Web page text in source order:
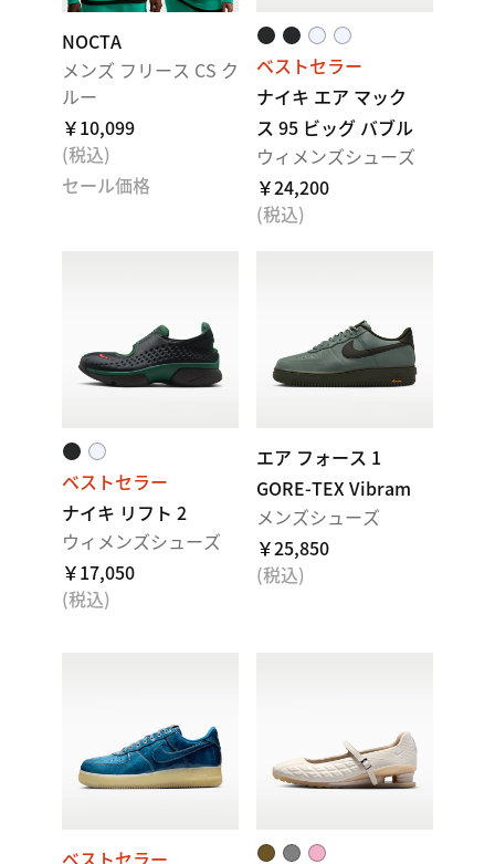
NOCTA
メンズ フリース CS ク
ルー
￥10,099
(税込)
セール価格
ベストセラー
ナイキ エア マック
ス 95 ビッグ バブル
ウィメンズシューズ
￥24,200
(税込)
ベストセラー
ナイキ リフト 2
ウィメンズシューズ
￥17,050
(税込)
エア フォース 1
GORE-TEX Vibram
メンズシューズ
￥25,850
(税込)
ベストセラー